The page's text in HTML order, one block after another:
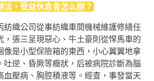
法，受益休息者怎么辦？
紡織公司從事紡織車間機械維護修繕任
，張三呈現惡心、牛土豪則從悍馬車的
像是小型保險箱的東西，小心翼翼地拿
吐逆、昏厥等癥狀，后被病院診斷為腦
血壓病、胸腔積液等。經查，事發當天